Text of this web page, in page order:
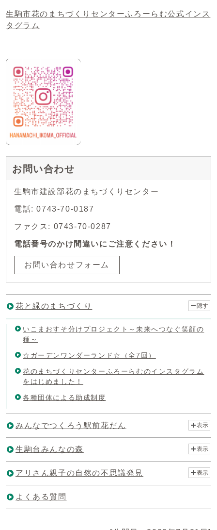
生駒市花のまちづくりセンターふろーらむ公式インス
タグラム
お問い合わせ
生駒市建設部花のまちづくりセンター
電話: 0743-70-0187
ファクス: 0743-70-0287
電話番号のかけ間違いにご注意ください！
お問い合わせフォーム
花と緑のまちづくり 隠す
いこまおすそ分けプロジェクト～未来へつなぐ笑顔の
種～
☆ガーデンワンダーランド☆（全7回）
花のまちづくりセンターふろーらむのインスタグラム
をはじめました！
各種団体による助成制度
みんなでつくろう駅前花だん 表示
生駒台みんなの森 表示
アリさん親子の自然の不思議発見 表示
よくある質問